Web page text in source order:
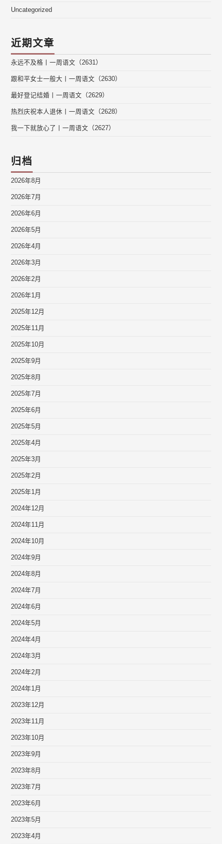
Uncategorized
近期文章
永远不及格丨一周语文（2631）
跟和平女士一般大丨一周语文（2630）
最好登记结婚丨一周语文（2629）
热烈庆祝本人退休丨一周语文（2628）
我一下就放心了丨一周语文（2627）
归档
2026年8月
2026年7月
2026年6月
2026年5月
2026年4月
2026年3月
2026年2月
2026年1月
2025年12月
2025年11月
2025年10月
2025年9月
2025年8月
2025年7月
2025年6月
2025年5月
2025年4月
2025年3月
2025年2月
2025年1月
2024年12月
2024年11月
2024年10月
2024年9月
2024年8月
2024年7月
2024年6月
2024年5月
2024年4月
2024年3月
2024年2月
2024年1月
2023年12月
2023年11月
2023年10月
2023年9月
2023年8月
2023年7月
2023年6月
2023年5月
2023年4月